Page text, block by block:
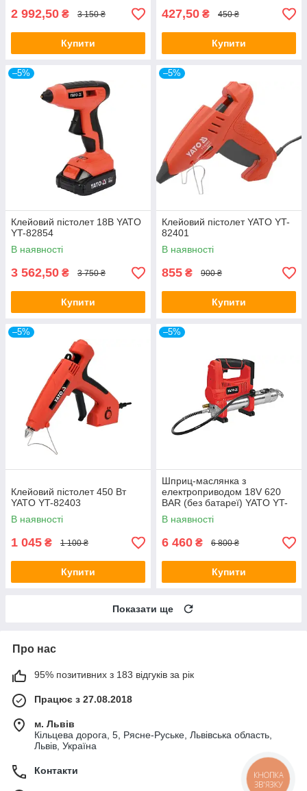
2 992,50 ₴ 3 150 ₴
Купити
427,50 ₴ 450 ₴
Купити
–5%
Клейовий пістолет 18В YATO
YT-82854
В наявності
3 562,50 ₴ 3 750 ₴
Купити
–5%
Клейовий пістолет YATO YT-
82401
В наявності
855 ₴ 900 ₴
Купити
–5%
Клейовий пістолет 450 Вт
YATO YT-82403
В наявності
1 045 ₴ 1 100 ₴
Купити
–5%
Шприц-маслянка з
електроприводом 18V 620
BAR (без батареї) YATO YT-
07021
В наявності
6 460 ₴ 6 800 ₴
Купити
Показати ще
Про нас
95% позитивних з 183 відгуків за рік
Працює з 27.08.2018
м. Львів
Кільцева дорога, 5, Рясне-Руське, Львівська область,
Львів, Україна
Контакти
КНОПКА
ЗВ'ЯЗКУ